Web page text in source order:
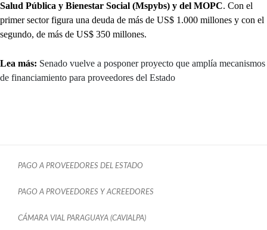
Salud Pública y Bienestar Social (Mspybs) y del MOPC. Con el
primer sector figura una deuda de más de US$ 1.000 millones y con el
segundo, de más de US$ 350 millones.
Lea más: Senado vuelve a posponer proyecto que amplía mecanismos
de financiamiento para proveedores del Estado
PAGO A PROVEEDORES DEL ESTADO
PAGO A PROVEEDORES Y ACREEDORES
CÁMARA VIAL PARAGUAYA (CAVIALPA)